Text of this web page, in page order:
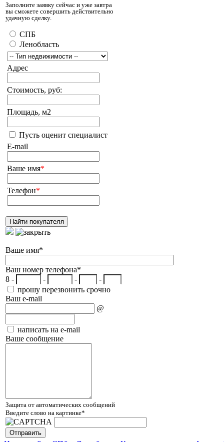
Заполните заявку сейчас и уже завтра
вы сможете совершить действительно
удачную сделку.
СПБ
Ленобласть
Адрес
Стоимость, руб:
Площадь, м2
Пусть оценит специалист
E-mail
Ваше имя*
Телефон*
Ваше имя*
Ваш номер телефона*
8 -
- -
-
прошу перезвонить срочно
Ваш e-mail
@
написать на e-mail
Ваше сообщение
Защита от автоматических сообщений
Введите слово на картинке*